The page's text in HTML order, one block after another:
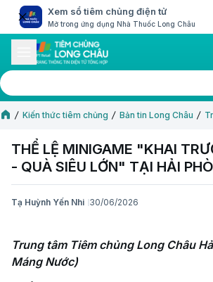
Xem sổ tiêm chủng điện tử
Mở trong ứng dụng Nhà Thuốc Long Châu
Kiến thức tiêm chủng Bản tin Long Châu
THỂ LỆ MINIGAME "KHAI
- QUÀ SIÊU LỚN" TẠI HẢI
Tạ Huỳnh Yến Nhi 30/06/2026
Trung tâm Tiêm chủng Long Châu
Máng Nước)